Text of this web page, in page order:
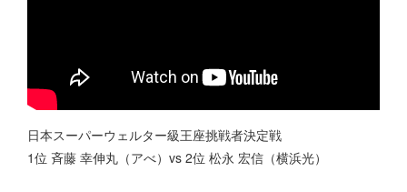
日本スーパーウェルター級王座挑戦者決定戦
1位 斉藤 幸伸丸（アべ）vs 2位 松永 宏信（横浜光）